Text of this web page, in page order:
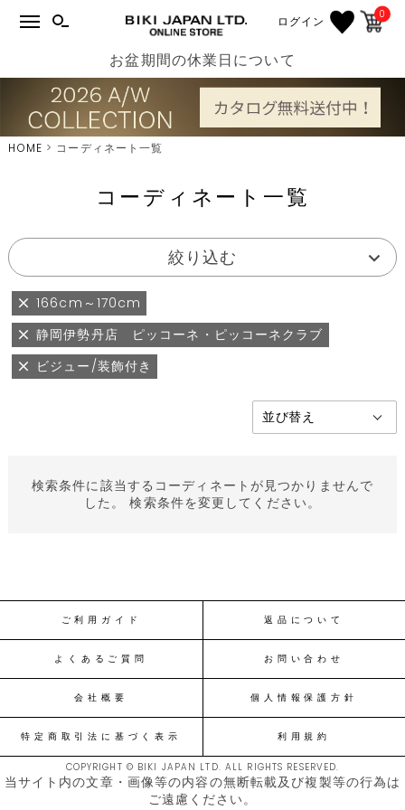
ログイン 0
お盆期間の休業日について
HOME コーディネート一覧
コーディネート一覧
絞り込む
166cm～170cm
静岡伊勢丹店 ピッコーネ・ピッコーネクラブ
ビジュー/装飾付き
検索条件に該当するコーディネートが見つかりませんで
した。 検索条件を変更してください。
ご利用ガイド 返品について
よくあるご質問 お問い合わせ
会社概要 個人情報保護方針
特定商取引法に基づく表示 利用規約
COPYRIGHT © BIKI JAPAN LTD. ALL RIGHTS RESERVED.
当サイト内の文章・画像等の内容の無断転載及び複製等の行為は
ご遠慮ください。